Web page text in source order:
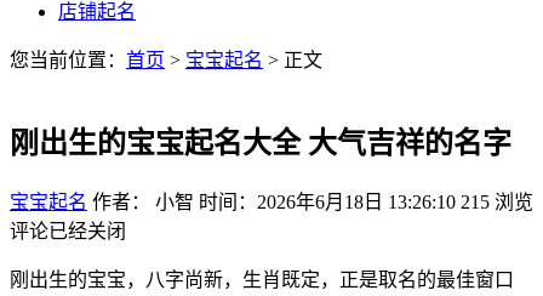
店铺起名
您当前位置： 首页 > 宝宝起名 > 正文
刚出生的宝宝起名大全 大气吉祥的名字
宝宝起名 作者： 小智 时间：2026年6月18日 13:26:10 215 浏览
评论已经关闭
刚出生的宝宝，八字尚新，生肖既定，正是取名的最佳窗口